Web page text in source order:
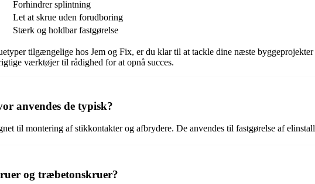
Forhindrer splintning
Let at skrue uden forudboring
Stærk og holdbar fastgørelse
tilgængelige hos Jem og Fix, er du klar til at tackle dine næste
værktøjer til rådighed for at opnå succes.
anvendes de typisk?
til montering af stikkontakter og afbrydere. De anvendes til fastgørelse af
og træbetonskruer?